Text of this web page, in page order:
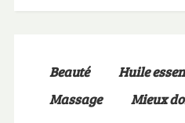
Beauté
Huile
Massage
Mieux